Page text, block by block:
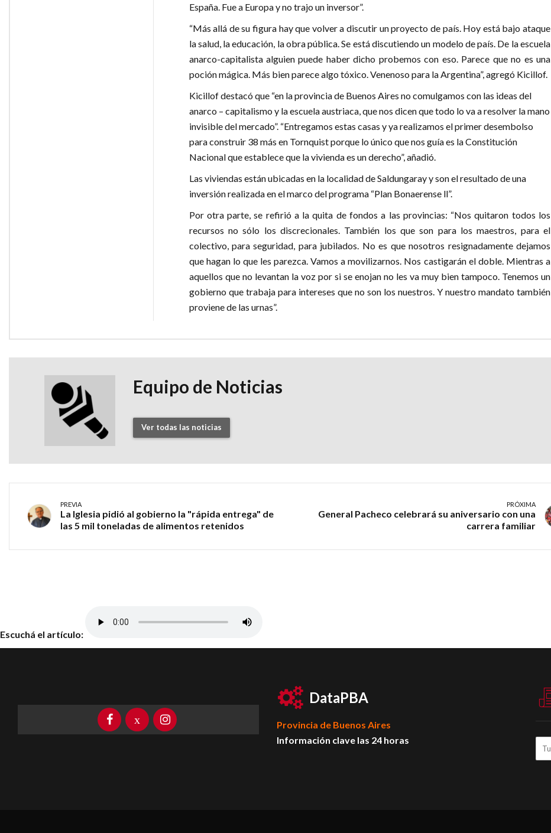
España. Fue a Europa y no trajo un inversor”.
“Más allá de su figura hay que volver a discutir un proyecto de país. Hoy está bajo ataque
la salud, la educación, la obra pública. Se está discutiendo un modelo de país. De la escuela
anarco-capitalista alguien puede haber dicho probemos con eso. Parece que no es una
poción mágica. Más bien parece algo tóxico. Venenoso para la Argentina”, agregó Kicillof.
Kicillof destacó que “en la provincia de Buenos Aires no comulgamos con las ideas del
anarco – capitalismo y la escuela austriaca, que nos dicen que todo lo va a resolver la mano
invisible del mercado”. “Entregamos estas casas y ya realizamos el primer desembolso
para construir 38 más en Tornquist porque lo único que nos guía es la Constitución
Nacional que establece que la vivienda es un derecho”, añadió.
Las viviendas están ubicadas en la localidad de Saldungaray y son el resultado de una
inversión realizada en el marco del programa “Plan Bonaerense ll”.
Por otra parte, se refirió a la quita de fondos a las provincias: “Nos quitaron todos los
recursos no sólo los discrecionales. También los que son para los maestros, para el
colectivo, para seguridad, para jubilados. No es que nosotros resignadamente dejamos
que hagan lo que les parezca. Vamos a movilizarnos. Nos castigarán el doble. Mientras a
aquellos que no levantan la voz por si se enojan no les va muy bien tampoco. Tenemos un
gobierno que trabaja para intereses que no son los nuestros. Y nuestro mandato también
proviene de las urnas”.
Equipo de Noticias
Ver todas las noticias
PREVIA
La Iglesia pidió al gobierno la "rápida entrega" de
las 5 mil toneladas de alimentos retenidos
PRÓXIMA
General Pacheco celebrará su aniversario con una
carrera familiar
Escuchá el artículo:
DataPBA
Provincia de Buenos Aires
Información clave las 24 horas